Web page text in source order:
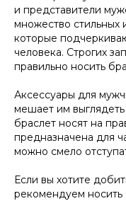
и представители
множество стильных
которые
человека. Строгих
правильно носить
Аксессуары для
мешает им
браслет носят на
предназначена для
можно смело
Если вы хотите
рекомендуем